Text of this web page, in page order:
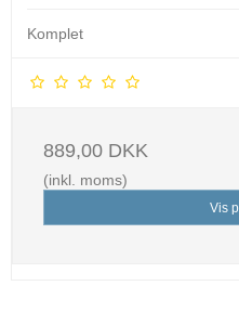
Komplet
889,00 DKK
(inkl. moms)
Vis